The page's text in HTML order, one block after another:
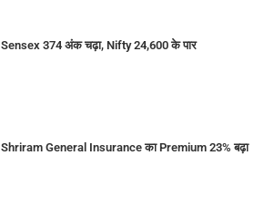
Sensex 374 अंक चढ़ा, Nifty 24,600 के पार
Shriram General Insurance का Premium 23% बढ़ा